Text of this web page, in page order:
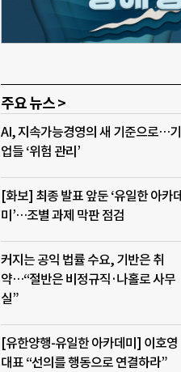
주요 뉴스 >
AI, 지속가능경영의 새 기준으로…기
업들 ‘위험 관리’
[화보] 최종 발표 앞둔 ‘유일한 아카데
미’…조별 과제 막판 점검
커지는 공익 법률 수요, 기반은 취
약…“절반은 비정규직·나홀로 사무
실”
[유한양행-유일한 아카데미] 이호영
대표 “선의를 행동으로 연결하라”